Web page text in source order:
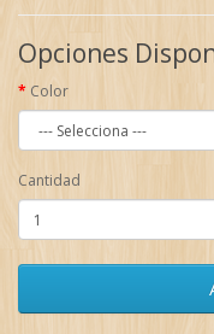
Opciones
Color
Cantidad